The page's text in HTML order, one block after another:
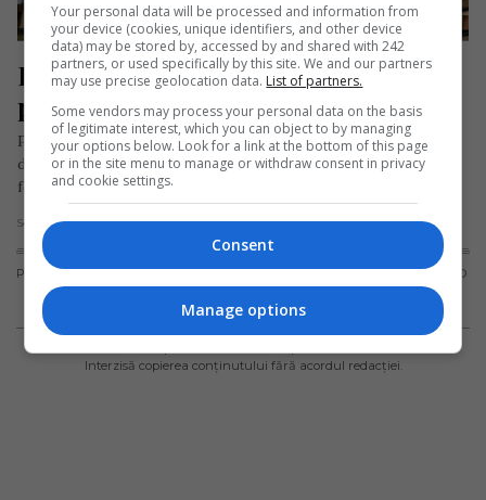
Ia, cămașa sufletului românesc
purtată cu mândrie în diaspora
Pentru românii plecați în străinătate, ia nu este doar o piesă
de îmbrăcăminte purtată la sărbători, la biserică, la
festivaluri…
Scris de Mihai Diaconu- miercuri, 24 iunie 2026
PUBLICITATE
TERMENI ȘI
CONDIȚII DE
POLITICA DE
CONFIDENȚIALITATE
POLITICA PRIVIND
FISIERELE
Interzisă copierea conținutului fără acordul redacției.
Your personal data will be processed and information from
your device (cookies, unique identifiers, and other device
data) may be stored by, accessed by and shared with 242
partners, or used specifically by this site. We and our partners
may use precise geolocation data. List of partners.
Some vendors may process your personal data on the basis
of legitimate interest, which you can object to by managing
your options below. Look for a link at the bottom of this page
or in the site menu to manage or withdraw consent in privacy
and cookie settings.
Consent
Manage options